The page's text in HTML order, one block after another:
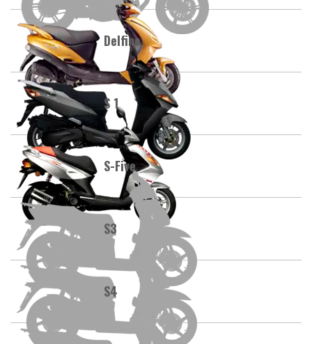
Delfino
S 1
S-Five
S3
S4